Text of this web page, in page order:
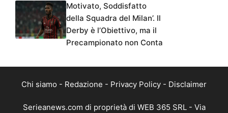
Motivato, Soddisfatto
della Squadra del Milan’. Il
Derby è l’Obiettivo, ma il
Precampionato non Conta
Chi siamo - Redazione - Privacy Policy - Disclaimer
Serieanews.com di proprietà di WEB 365 SRL - Via